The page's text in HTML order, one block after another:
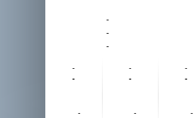
-
-
-
-
-
-
-
-
-
-
-
-